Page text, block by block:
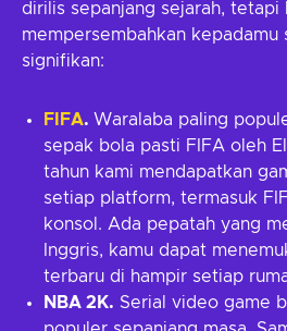
dirilis sepanjang sejarah, tetapi
mempersembahkan kepadamu
signifikan:
FIFA. Waralaba paling
sepak bola pasti FIFA oleh
tahun kami mendapatkan
setiap platform, termasuk
konsol. Ada pepatah yang
Inggris, kamu dapat
terbaru di hampir setiap
NBA 2K. Serial video game